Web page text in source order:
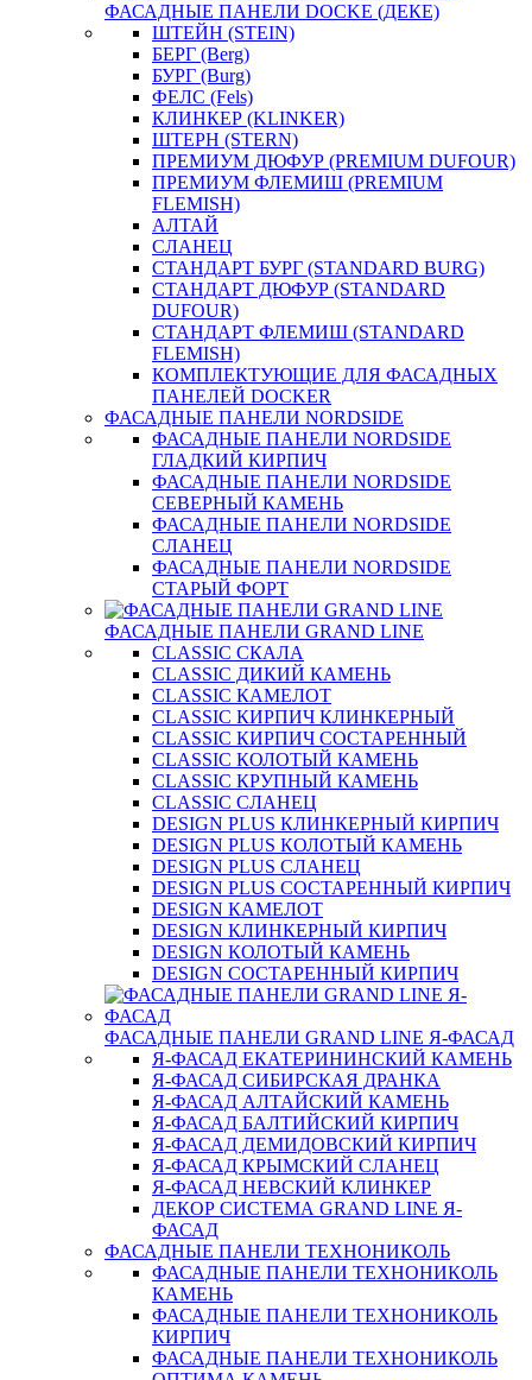
ФАСАДНЫЕ ПАНЕЛИ DOCKE (ДЕКЕ)
ШТЕЙН (STEIN)
БЕРГ (Berg)
БУРГ (Burg)
ФЕЛС (Fels)
КЛИНКЕР (KLINKER)
ШТЕРН (STERN)
ПРЕМИУМ ДЮФУР (PREMIUM DUFOUR)
ПРЕМИУМ ФЛЕМИШ (PREMIUM
FLEMISH)
АЛТАЙ
СЛАНЕЦ
СТАНДАРТ БУРГ (STANDARD BURG)
СТАНДАРТ ДЮФУР (STANDARD
DUFOUR)
СТАНДАРТ ФЛЕМИШ (STANDARD
FLEMISH)
КОМПЛЕКТУЮЩИЕ ДЛЯ ФАСАДНЫХ
ПАНЕЛЕЙ DOCKER
ФАСАДНЫЕ ПАНЕЛИ NORDSIDE
ФАСАДНЫЕ ПАНЕЛИ NORDSIDE
ГЛАДКИЙ КИРПИЧ
ФАСАДНЫЕ ПАНЕЛИ NORDSIDE
СЕВЕРНЫЙ КАМЕНЬ
ФАСАДНЫЕ ПАНЕЛИ NORDSIDE
СЛАНЕЦ
ФАСАДНЫЕ ПАНЕЛИ NORDSIDE
СТАРЫЙ ФОРТ
ФАСАДНЫЕ ПАНЕЛИ GRAND LINE
CLASSIC СКАЛА
CLASSIC ДИКИЙ КАМЕНЬ
CLASSIC КАМЕЛОТ
CLASSIC КИРПИЧ КЛИНКЕРНЫЙ
CLASSIC КИРПИЧ СОСТАРЕННЫЙ
CLASSIC КОЛОТЫЙ КАМЕНЬ
CLASSIC КРУПНЫЙ КАМЕНЬ
CLASSIC СЛАНЕЦ
DESIGN PLUS КЛИНКЕРНЫЙ КИРПИЧ
DESIGN PLUS КОЛОТЫЙ КАМЕНЬ
DESIGN PLUS СЛАНЕЦ
DESIGN PLUS СОСТАРЕННЫЙ КИРПИЧ
DESIGN КАМЕЛОТ
DESIGN КЛИНКЕРНЫЙ КИРПИЧ
DESIGN КОЛОТЫЙ КАМЕНЬ
DESIGN СОСТАРЕННЫЙ КИРПИЧ
ФАСАДНЫЕ ПАНЕЛИ GRAND LINE Я-ФАСАД
Я-ФАСАД ЕКАТЕРИНИНСКИЙ КАМЕНЬ
Я-ФАСАД СИБИРСКАЯ ДРАНКА
Я-ФАСАД АЛТАЙСКИЙ КАМЕНЬ
Я-ФАСАД БАЛТИЙСКИЙ КИРПИЧ
Я-ФАСАД ДЕМИДОВСКИЙ КИРПИЧ
Я-ФАСАД КРЫМСКИЙ СЛАНЕЦ
Я-ФАСАД НЕВСКИЙ КЛИНКЕР
ДЕКОР СИСТЕМА GRAND LINE Я-
ФАСАД
ФАСАДНЫЕ ПАНЕЛИ ТЕХНОНИКОЛЬ
ФАСАДНЫЕ ПАНЕЛИ ТЕХНОНИКОЛЬ
КАМЕНЬ
ФАСАДНЫЕ ПАНЕЛИ ТЕХНОНИКОЛЬ
КИРПИЧ
ФАСАДНЫЕ ПАНЕЛИ ТЕХНОНИКОЛЬ